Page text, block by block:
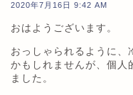
2020年7月16日 9:42 AM
おはようございます。
おっしゃられるように、
かもしれませんが、個人
ました。